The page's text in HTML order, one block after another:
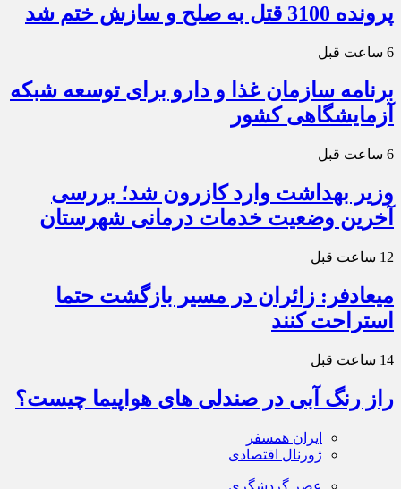
پرونده 3100 قتل به صلح و سازش ختم شد
6 ساعت قبل
برنامه سازمان غذا و دارو برای توسعه شبکه
آزمایشگاهی کشور
6 ساعت قبل
وزیر بهداشت وارد کازرون شد؛ بررسی
آخرین وضعیت خدمات درمانی شهرستان
12 ساعت قبل
میعادفر: زائران در مسیر بازگشت حتما
استراحت کنند
14 ساعت قبل
راز رنگ آبی در صندلی های هواپیما چیست؟
ایران همسفر
ژورنال اقتصادی
عصر گردشگری